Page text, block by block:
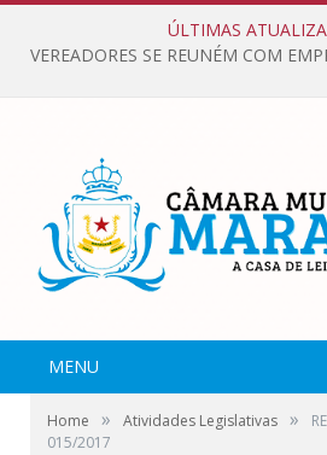
ÚLTIMAS
MENU
Home » Atividades Legislativas »
015/2017